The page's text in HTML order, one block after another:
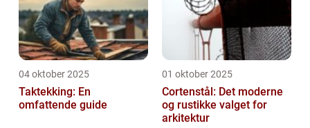
04 oktober 2025
Taktekking: En
omfattende guide
01 oktober 2025
Cortenstål: Det moderne
og rustikke valget for
arkitektur